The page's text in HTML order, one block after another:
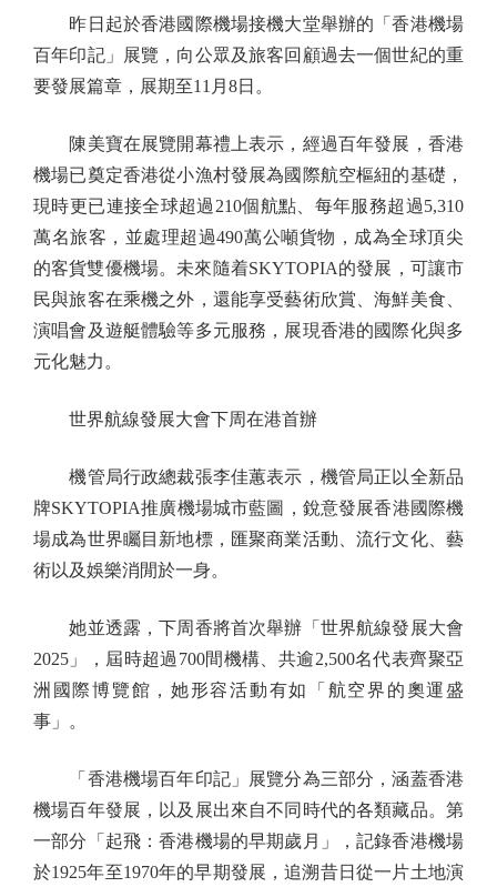
昨日起於香港國際機場接機大堂舉辦的「香港機場
百年印記」展覽，向公眾及旅客回顧過去一個世紀的重
要發展篇章，展期至11月8日。
陳美寶在展覽開幕禮上表示，經過百年發展，香港
機場已奠定香港從小漁村發展為國際航空樞紐的基礎，
現時更已連接全球超過210個航點、每年服務超過5,310
萬名旅客，並處理超過490萬公噸貨物，成為全球頂尖
的客貨雙優機場。未來隨着SKYTOPIA的發展，可讓市
民與旅客在乘機之外，還能享受藝術欣賞、海鮮美食、
演唱會及遊艇體驗等多元服務，展現香港的國際化與多
元化魅力。
世界航線發展大會下周在港首辦
機管局行政總裁張李佳蕙表示，機管局正以全新品
牌SKYTOPIA推廣機場城市藍圖，銳意發展香港國際機
場成為世界矚目新地標，匯聚商業活動、流行文化、藝
術以及娛樂消閒於一身。
她並透露，下周香將首次舉辦「世界航線發展大會
2025」，屆時超過700間機構、共逾2,500名代表齊聚亞
洲國際博覽館，她形容活動有如「航空界的奧運盛
事」。
「香港機場百年印記」展覽分為三部分，涵蓋香港
機場百年發展，以及展出來自不同時代的各類藏品。第
一部分「起飛：香港機場的早期歲月」，記錄香港機場
於1925年至1970年的早期發展，追溯昔日從一片土地演